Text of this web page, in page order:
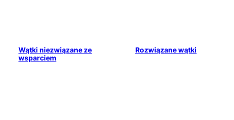
Wątki niezwiązane ze
wsparciem
Rozwiązane wątki